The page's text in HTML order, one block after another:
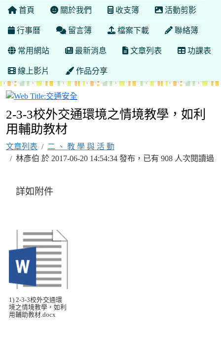
首頁 關於我們 收支簿 活動剪影
行事曆 留言簿 檔案下載 聯絡簿
常用網站 最新消息 文章列表 功課表
線上影片 作品分享
2-3-3校外交通環境之情境教學，如利
用輔助教材
文章列表
二 、 教 學 與 活 動
林彥伯 於 2017-06-20 14:54:34 發布，已有 908 人次閱讀過
詳如附件
1) 2-3-3校外交通環
境之情境教學，如利
用輔助教材.docx